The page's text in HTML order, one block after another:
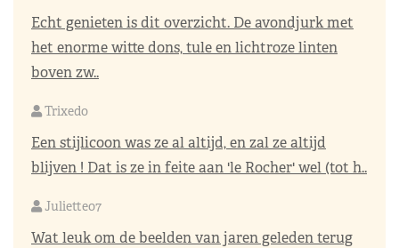
Echt genieten is dit overzicht. De avondjurk met
het enorme witte dons, tule en lichtroze linten
boven zw..
Trixedo
Een stijlicoon was ze al altijd, en zal ze altijd
blijven ! Dat is ze in feite aan 'le Rocher' wel (tot h..
Juliette07
Wat leuk om de beelden van jaren geleden terug